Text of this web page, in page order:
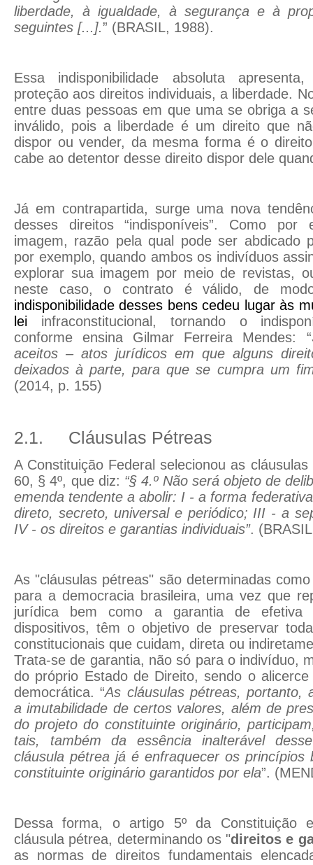
liberdade, à igualdade, à segurança e à
seguintes [...].” (BRASIL, 1988).
Essa indisponibilidade absoluta
proteção aos direitos individuais, a liberdade.
entre duas pessoas em que uma se obriga a
inválido, pois a liberdade é um direito que
dispor ou vender, da mesma forma é o
cabe ao detentor desse direito dispor dele
Já em contrapartida, surge uma nova
desses direitos “indisponíveis”. Como
imagem, razão pela qual pode ser abdicado
por exemplo, quando ambos os indivíduos
explorar sua imagem por meio de revistas,
neste caso, o contrato é válido, de
indisponibilidade desses bens cedeu lugar às
lei infraconstitucional, tornando o
conforme ensina Gilmar Ferreira Mendes: “
aceitos – atos jurídicos em que alguns
deixados à parte, para que se cumpra um
(2014, p. 155)
2.1. Cláusulas Pétreas
A Constituição Federal selecionou as
60, § 4º, que diz: “§ 4.º Não será objeto de
emenda tendente a abolir: I - a forma
direto, secreto, universal e periódico; III - a
IV - os direitos e garantias individuais”.
As "cláusulas pétreas" são determinadas
para a democracia brasileira, uma vez que
jurídica bem como a garantia de efetiva
dispositivos, têm o objetivo de preservar
constitucionais que cuidam, direta ou
Trata-se de garantia, não só para o indivíduo,
do próprio Estado de Direito, sendo o
democrática. “As cláusulas pétreas, portanto,
a imutabilidade de certos valores, além de
do projeto do constituinte originário,
tais, também da essência inalterável
cláusula pétrea já é enfraquecer os princípios
constituinte originário garantidos por ela”.
Dessa forma, o artigo 5º da Constituição
cláusula pétrea, determinando os "direitos e
as normas de direitos fundamentais